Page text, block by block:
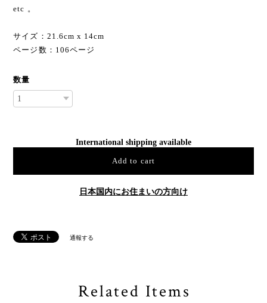
etc 。
サイズ：21.6cm x 14cm
ページ数：106ページ
数量
International shipping available
Add to cart
日本国内にお住まいの方向け
通報する
Related Items